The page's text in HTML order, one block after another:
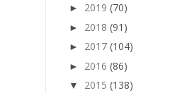
► 2019 (70)
► 2018 (91)
► 2017 (104)
► 2016 (86)
▼ 2015 (138)